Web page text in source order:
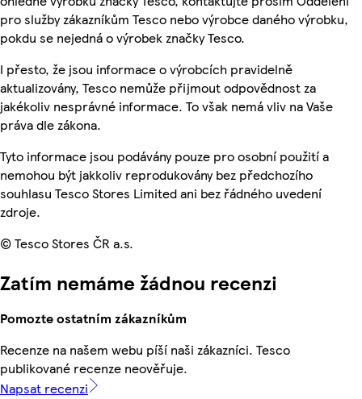
pro služby zákazníkům Tesco nebo výrobce daného výrobku,
pokdu se nejedná o výrobek značky Tesco.
I přesto, že jsou informace o výrobcích pravidelně
aktualizovány, Tesco nemůže přijmout odpovědnost za
jakékoliv nesprávné informace. To však nemá vliv na Vaše
práva dle zákona.
Tyto informace jsou podávány pouze pro osobní použití a
nemohou být jakkoliv reprodukovány bez předchozího
souhlasu Tesco Stores Limited ani bez řádného uvedení
zdroje.
© Tesco Stores ČR a.s.
Zatím nemáme žádnou recenzi
Pomozte ostatním zákazníkům
Recenze na našem webu píší naši zákazníci. Tesco
publikované recenze neověřuje.
Napsat recenzi